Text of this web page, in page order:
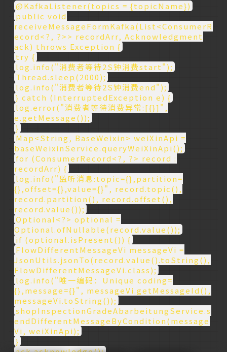
@KafkaListener(topics = {topicName})
public void
receiveMessageFormKafka(List<ConsumerR
ecord<?, ?>> recordArr, Acknowledgment
ack) throws Exception {
try {
log.info("消费者等待2S钟消费start");
Thread.sleep(2000);
log.info("消费者等待2S钟消费end");
} catch (InterruptedException e) {
log.error("消费者等待消费异常:[{}]",
e.getMessage());
}
Map<String, BaseWeixin> weiXinApi =
baseWeixinService.queryWeiXinApi();
for (ConsumerRecord<?, ?> record :
recordArr) {
log.info("监听消息:topic={},partition=
{},offset={},value={}", record.topic(),
record.partition(), record.offset(),
record.value());
Optional<?> optional =
Optional.ofNullable(record.value());
if (optional.isPresent()) {
FlowDifferentMessageVi messageVi =
JsonUtils.jsonTo(record.value().toString(),
FlowDifferentMessageVi.class);
log.info("唯一编码：Unique coding=
{},message={}", messageVi.getMessageId(),
messageVi.toString());
shopInspectionGradeAbarbeitungService.s
endDifferentMessageByCondition(message
Vi, weiXinApi);
}